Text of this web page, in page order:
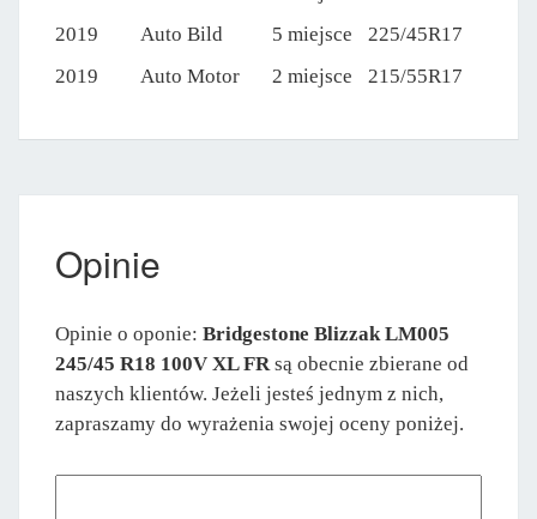
2019
Auto Bild 5 miejsce
225/45R17
2019
Auto Motor 2 miejsce 215/55R17
Opinie
Opinie o oponie: Bridgestone Blizzak LM005
245/45 R18 100V XL FR są obecnie zbierane od
naszych klientów. Jeżeli jesteś jednym z nich,
zapraszamy do wyrażenia swojej oceny poniżej.